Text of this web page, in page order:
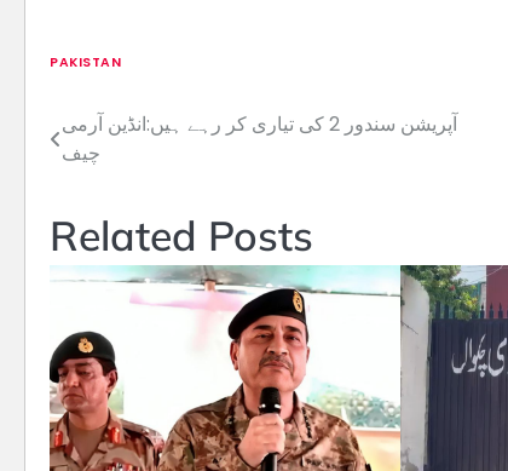
PAKISTAN
Post
navigation
آپریشن سندور 2 کی تیاری کر رہے ہیں:انڈین آرمی
چیف
Related Posts